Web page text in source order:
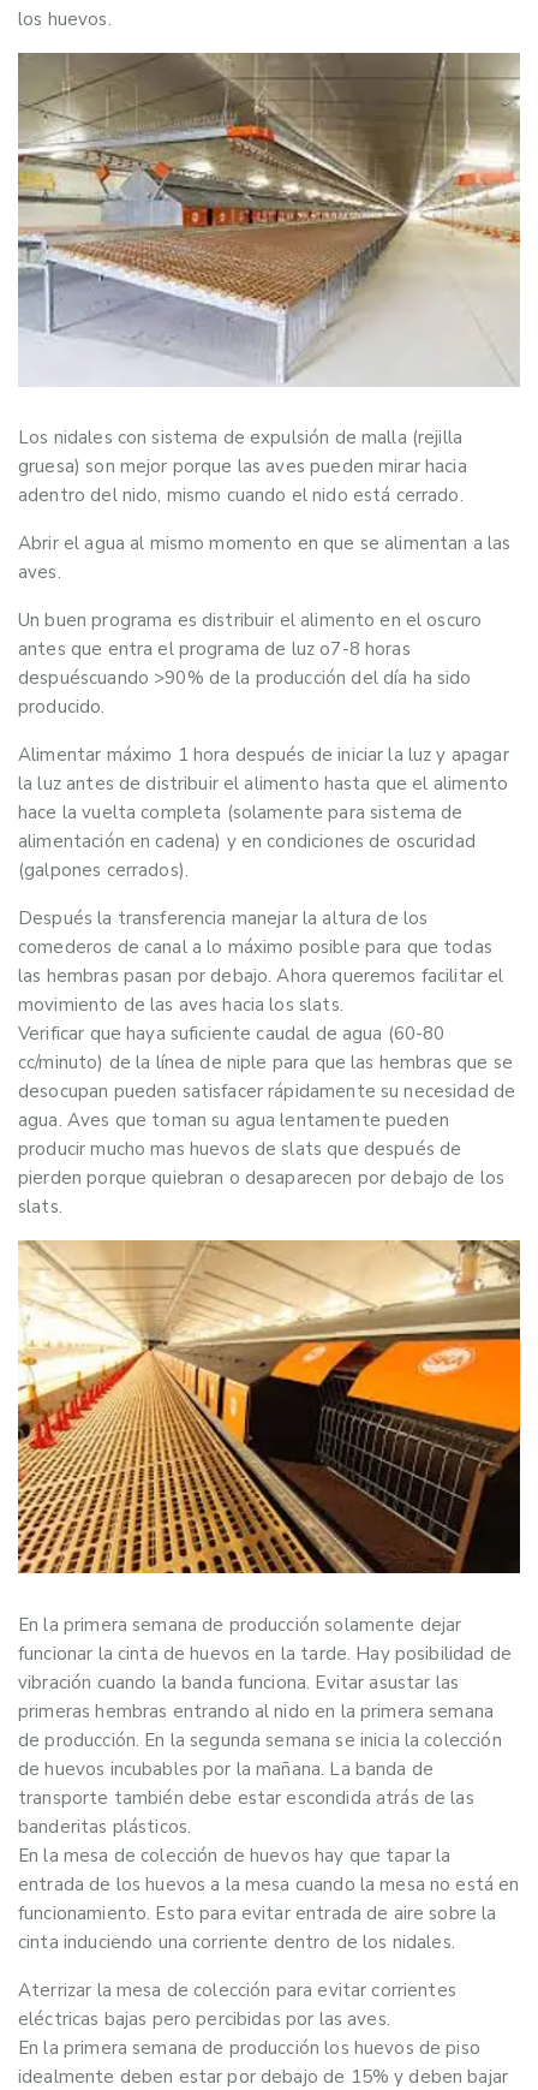
los huevos.
Los nidales con sistema de expulsión de malla (rejilla
gruesa) son mejor porque las aves pueden mirar hacia
adentro del nido, mismo cuando el nido está cerrado.
Abrir el agua al mismo momento en que se alimentan a las
aves.
Un buen programa es distribuir el alimento en el oscuro
antes que entra el programa de luz o7-8 horas
despuéscuando >90% de la producción del día ha sido
producido.
Alimentar máximo 1 hora después de iniciar la luz y apagar
la luz antes de distribuir el alimento hasta que el alimento
hace la vuelta completa (solamente para sistema de
alimentación en cadena) y en condiciones de oscuridad
(galpones cerrados).
Después la transferencia manejar la altura de los
comederos de canal a lo máximo posible para que todas
las hembras pasan por debajo. Ahora queremos facilitar el
movimiento de las aves hacia los slats.
Verificar que haya suficiente caudal de agua (60-80
cc/minuto) de la línea de niple para que las hembras que se
desocupan pueden satisfacer rápidamente su necesidad de
agua. Aves que toman su agua lentamente pueden
producir mucho mas huevos de slats que después de
pierden porque quiebran o desaparecen por debajo de los
slats.
En la primera semana de producción solamente dejar
funcionar la cinta de huevos en la tarde. Hay posibilidad de
vibración cuando la banda funciona. Evitar asustar las
primeras hembras entrando al nido en la primera semana
de producción. En la segunda semana se inicia la colección
de huevos incubables por la mañana. La banda de
transporte también debe estar escondida atrás de las
banderitas plásticos.
En la mesa de colección de huevos hay que tapar la
entrada de los huevos a la mesa cuando la mesa no está en
funcionamiento. Esto para evitar entrada de aire sobre la
cinta induciendo una corriente dentro de los nidales.
Aterrizar la mesa de colección para evitar corrientes
eléctricas bajas pero percibidas por las aves.
En la primera semana de producción los huevos de piso
idealmente deben estar por debajo de 15% y deben bajar